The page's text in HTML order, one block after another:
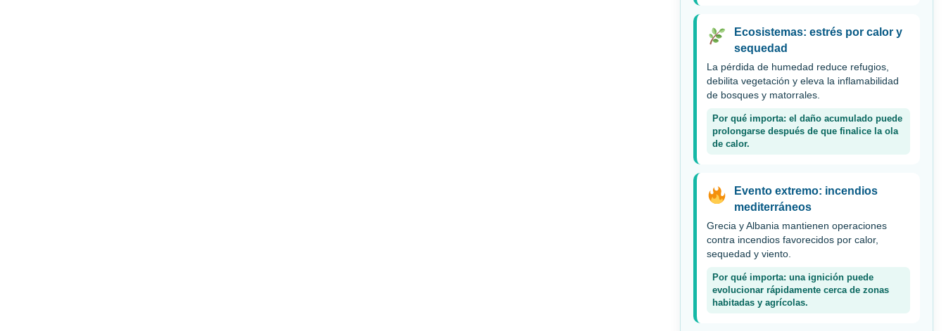
Ecosistemas: estrés por calor y
sequedad
La pérdida de humedad reduce refugios,
debilita vegetación y eleva la inflamabilidad
de bosques y matorrales.
Por qué importa: el daño acumulado puede
prolongarse después de que finalice la ola
de calor.
Evento extremo: incendios
mediterráneos
Grecia y Albania mantienen operaciones
contra incendios favorecidos por calor,
sequedad y viento.
Por qué importa: una ignición puede
evolucionar rápidamente cerca de zonas
habitadas y agrícolas.